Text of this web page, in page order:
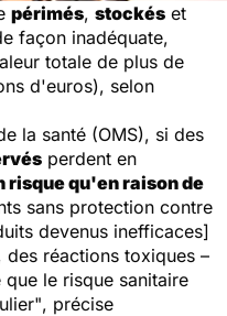
périmés, stockés et
façon inadéquate,
totale de plus de
d'euros), selon
la santé (OMS), si des
perdent en
risque qu'en raison de
sans protection contre
devenus inefficaces]
réactions toxiques –
le risque sanitaire
, précise